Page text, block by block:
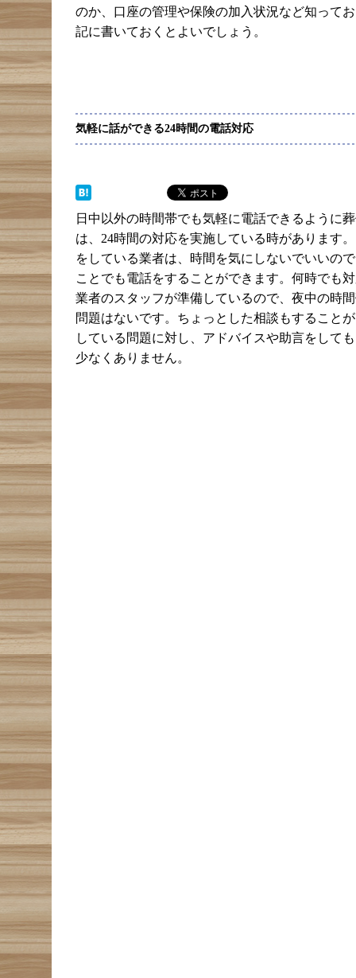
のか、口座の管理や保険の加入状況など知って
記に書いておくとよいでしょう。
気軽に話ができる24時間の電話対応
日中以外の時間帯でも気軽に電話できるように
は、24時間の対応を実施している時があります
をしている業者は、時間を気にしないでいいの
ことでも電話をすることができます。何時でも
業者のスタッフが準備しているので、夜中の時
問題はないです。ちょっとした相談もすること
している問題に対し、アドバイスや助言をして
少なくありません。